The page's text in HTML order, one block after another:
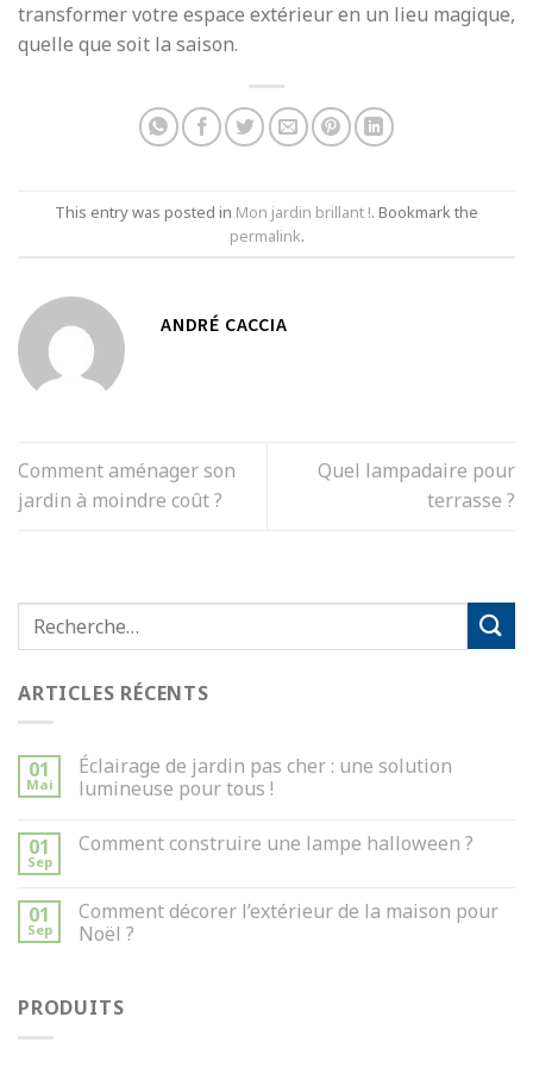
transformer votre espace extérieur en un lieu magique,
quelle que soit la saison.
This entry was posted in Mon jardin brillant !. Bookmark the
permalink.
ANDRÉ CACCIA
Comment aménager son
jardin à moindre coût ?
Quel lampadaire pour
terrasse ?
ARTICLES RÉCENTS
01
Mai
Éclairage de jardin pas cher : une solution
lumineuse pour tous !
01
Sep
Comment construire une lampe halloween ?
01
Sep
Comment décorer l’extérieur de la maison pour
Noël ?
PRODUITS